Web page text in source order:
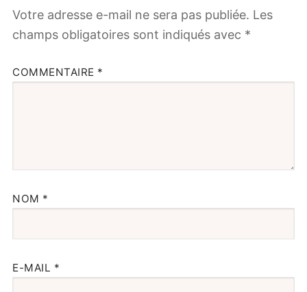
Votre adresse e-mail ne sera pas publiée. Les
champs obligatoires sont indiqués avec *
COMMENTAIRE *
NOM *
E-MAIL *